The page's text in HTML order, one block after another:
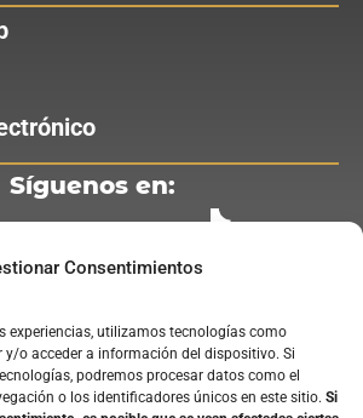
Consentimientos
experiencias, utilizamos tecnologías como
y/o acceder a información del dispositivo. Si
podremos procesar datos como el
o los identificadores únicos en este sitio. Si
Síguenos en:
Servicios:
Puertas Automáticas